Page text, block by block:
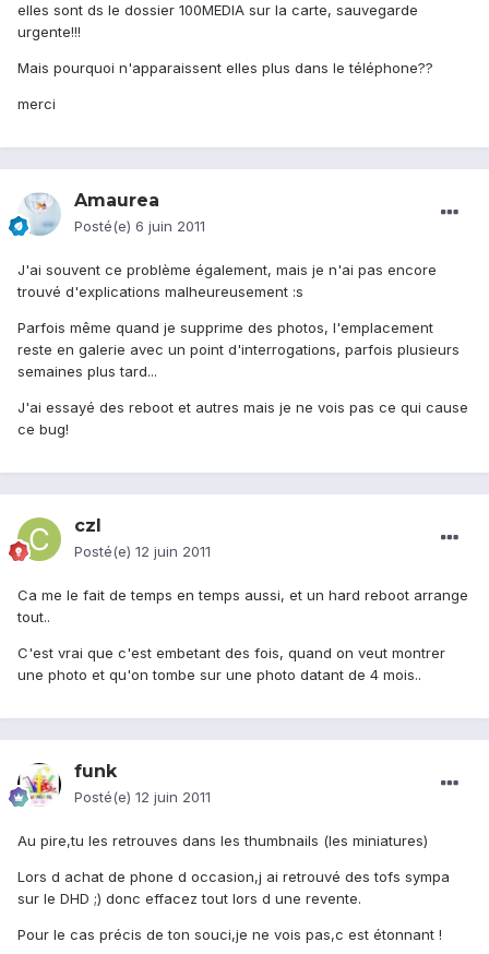
elles sont ds le dossier 100MEDIA sur la carte, sauvegarde
urgente!!!
Mais pourquoi n'apparaissent elles plus dans le téléphone??
merci
Amaurea
Posté(e) 6 juin 2011
J'ai souvent ce problème également, mais je n'ai pas encore
trouvé d'explications malheureusement :s
Parfois même quand je supprime des photos, l'emplacement
reste en galerie avec un point d'interrogations, parfois plusieurs
semaines plus tard...
J'ai essayé des reboot et autres mais je ne vois pas ce qui cause
ce bug!
czl
Posté(e) 12 juin 2011
Ca me le fait de temps en temps aussi, et un hard reboot arrange
tout..
C'est vrai que c'est embetant des fois, quand on veut montrer
une photo et qu'on tombe sur une photo datant de 4 mois..
funk
Posté(e) 12 juin 2011
Au pire,tu les retrouves dans les thumbnails (les miniatures)
Lors d achat de phone d occasion,j ai retrouvé des tofs sympa
sur le DHD ;) donc effacez tout lors d une revente.
Pour le cas précis de ton souci,je ne vois pas,c est étonnant !